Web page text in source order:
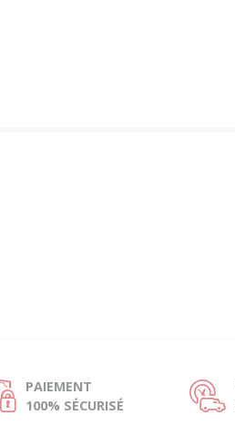
PAIEMENT
100% SÉCURISÉ
Ù